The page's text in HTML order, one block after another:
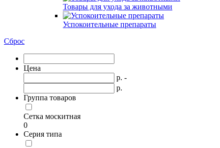
Товары для ухода за животными
Успокоительные препараты
Сброс
Цена
р. -
р.
Группа товаров
Сетка москитная
0
Серия типа